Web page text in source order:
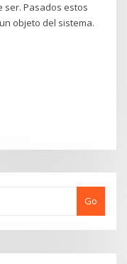
ser. Pasados estos
objeto del sistema.
Go